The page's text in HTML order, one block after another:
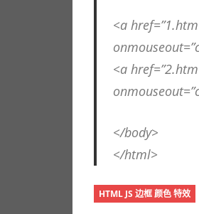
<a
<a
</body>
</html>
HTML JS 边框 颜色 特效